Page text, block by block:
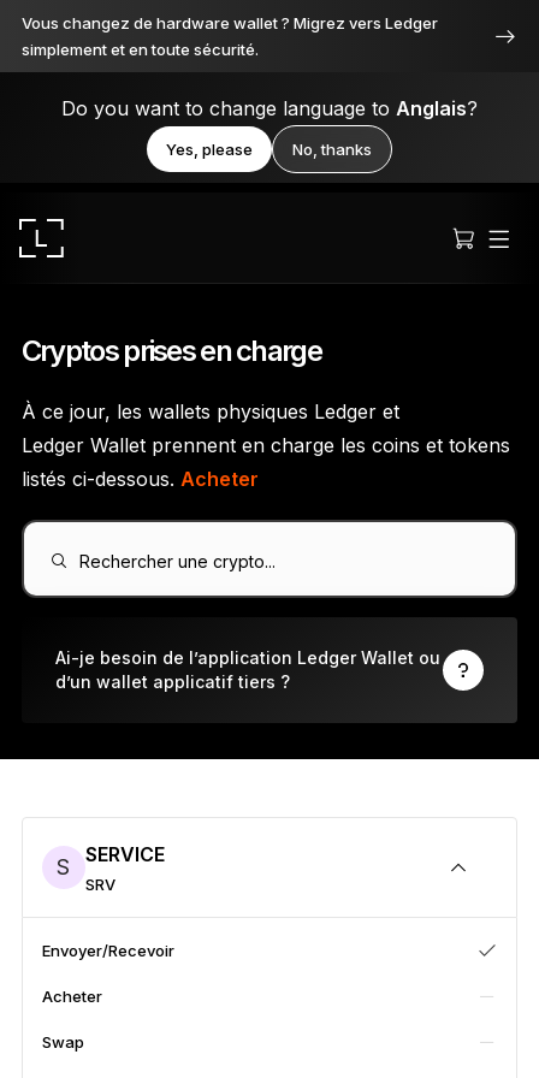
Vous changez de hardware wallet ? Migrez vers Ledger
simplement et en toute sécurité.
Do you want to change language to Anglais?
Yes, please No, thanks
Premium sous toutes ses facettes
Le nouveau standard
Ledger NanoGen5
À votre image
Découvrir
Wallets physiques
Bundles et packs
Cryptos prises en charge
À ce jour, les wallets physiques Ledger et
Ledger Wallet prennent en charge les coins et tokens
listés ci-dessous. Acheter
Rechercher une crypto...
Ai-je besoin de l’application Ledger Wallet ou
d’un wallet applicatif tiers ?
S SERVICE
SRV
Envoyer/Recevoir
Acheter
Swap